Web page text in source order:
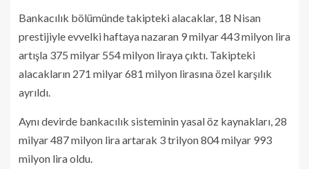
Bankacılık bölümünde takipteki alacaklar, 18 Nisan
prestijiyle evvelki haftaya nazaran 9 milyar 443 milyon lira
artışla 375 milyar 554 milyon liraya çıktı. Takipteki
alacakların 271 milyar 681 milyon lirasına özel karşılık
ayrıldı.
Aynı devirde bankacılık sisteminin yasal öz kaynakları, 28
milyar 487 milyon lira artarak 3 trilyon 804 milyar 993
milyon lira oldu.